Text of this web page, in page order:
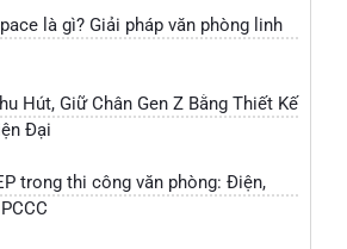
là gì? Giải pháp văn phòng linh
Hút, Giữ Chân Gen Z Bằng Thiết Kế
Đại
trong thi công văn phòng: Điện,